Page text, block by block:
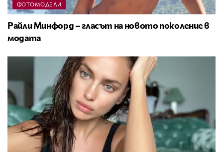
ФОТОМОДЕЛИ
Райли Минфорд – гласът на новото поколение в
модата